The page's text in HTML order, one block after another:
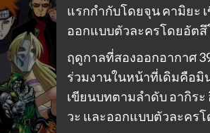
แรกกำกับโดยจุน คามิยะ
ออกแบบตัวละครโดยอัตสึ
ฤดูกาลที่สองออกอากาศ
ร่วมงานในหน้าที่เดิมคือมิ
เขียนบทตามลำดับ อากิร
วะ และออกแบบตัวละคร